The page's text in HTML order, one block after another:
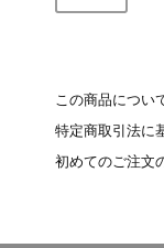
この商品につい
特定商取引法に
初めてのご注文